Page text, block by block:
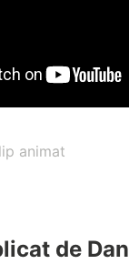
animat
de